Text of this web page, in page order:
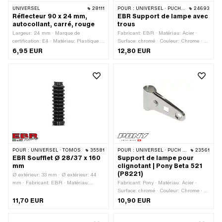
UNIVERSEL 28111
Réflecteur 90 x 24 mm,
autocollant, carré, rouge
Largeur: 24 mm · Marque de
certification: E4 · Matériau: Plastique ·
Couleur: rouge · Longueur totale: 90
mm · Type de fixation: coller · Nombre
6,95 EUR
POUR : UNIVERSEL · PUCH · SACHS · PONY / CILO (BÊTA 521 & 512) · PIAGGIO · ZÜNDAPP BELMONDO · TOMOS 24693
EBR Support de lampe avec
trous
Fabricant: EBR · Matériau: Acier ·
Surface: chromé · Couleur: Chrome · Ø
montants: 28 mm · Longueur totale: 115
mm
12,80 EUR
POUR : UNIVERSEL · TOMOS 35581
EBR Soufflet Ø 28/37 x 160
mm
Ø extérieur: 33 mm · Ø extérieur: 44
mm · Fabricant: EBR · Matériau:
intérieur: 28 mm · Ø intérieur 2: 37
mm · Longueur totale: 160 mm
11,70 EUR
POUR : UNIVERSEL · PUCH · SACHS · PONY / CILO (BÊTA 521 & 512) · PIAGGIO · ZÜNDAPP BELMONDO · TOMOS 23561
Support de lampe pour
clignotant | Pony Beta 521
(P8221)
Fabricant: Pony · Matériau: Acier ·
Surface: chromé · Couleur: Chrome · Ø
montants: 28 mm · Longueur totale: 112
mm
10,90 EUR